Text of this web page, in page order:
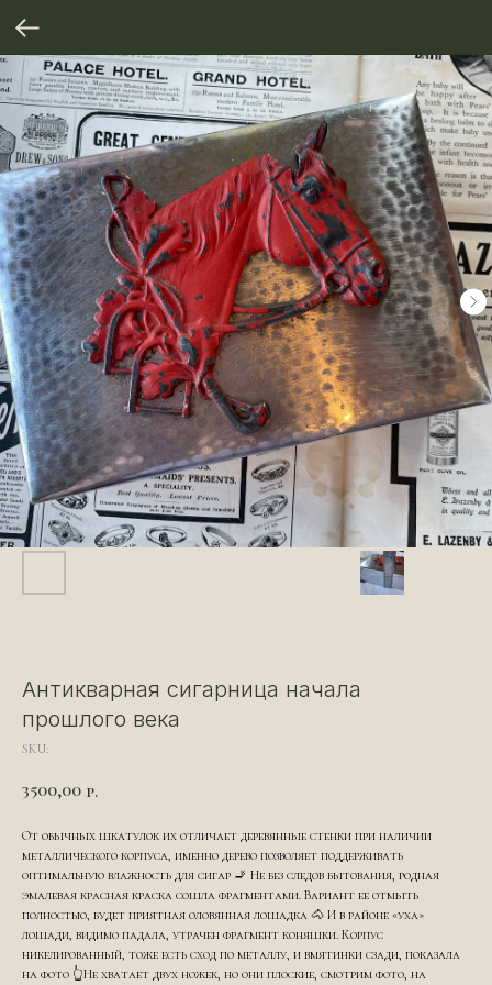
Антикварная сигарница начала
прошлого века
SKU:
3500,00 р.
От обычных шкатулок их отличает деревянные стенки при наличии
металлического корпуса, именно дерево позволяет поддерживать
оптимальную влажность для сигар 🚬 Не без следов бытования, родная
эмалевая красная краска сошла фрагментами. Вариант ее отмыть
полностью, будет приятная оловянная лошадка 🐴 И в районе «уха»
лошади, видимо падала, утрачен фрагмент коняшки. Корпус
никелированный, тоже есть сход по металлу, и вмятинки сзади, показала
на фото 👆Не хватает двух ножек, но они плоские, смотрим фото, на